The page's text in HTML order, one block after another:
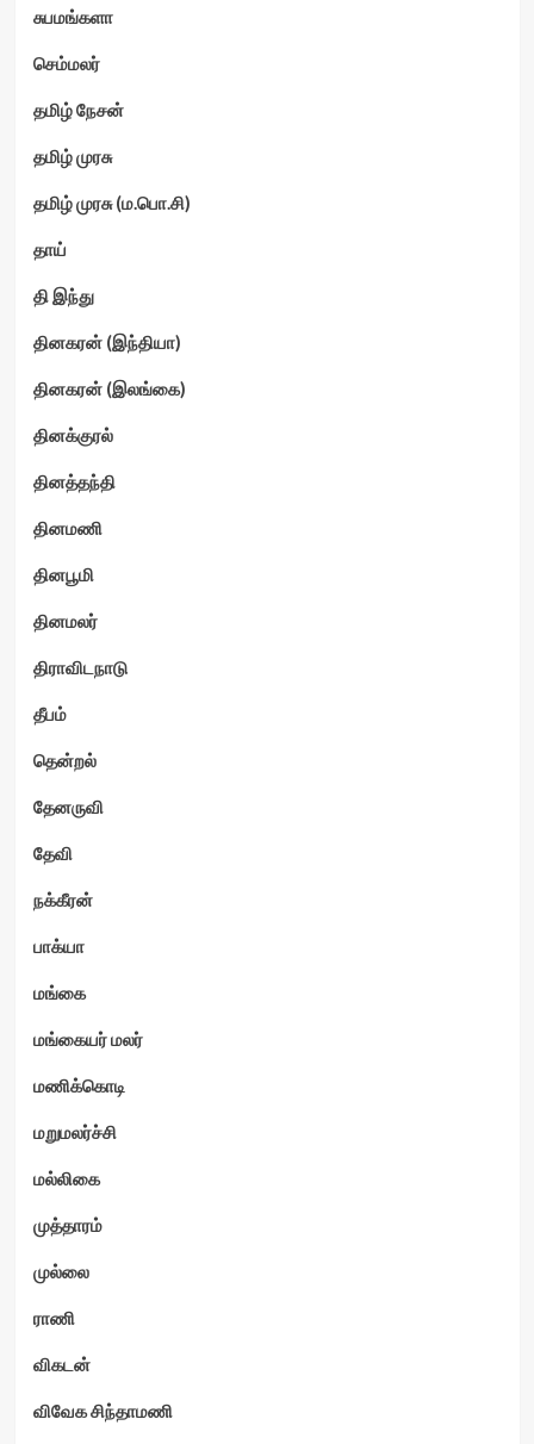
சுபமங்களா
செம்மலர்
தமிழ் நேசன்
தமிழ் முரசு
தமிழ் முரசு (ம.பொ.சி)
தாய்
தி இந்து
தினகரன் (இந்தியா)
தினகரன் (இலங்கை)
தினக்குரல்
தினத்தந்தி
தினமணி
தினபூமி
தினமலர்
திராவிடநாடு
தீபம்
தென்றல்
தேனருவி
தேவி
நக்கீரன்
பாக்யா
மங்கை
மங்கையர் மலர்
மணிக்கொடி
மறுமலர்ச்சி
மல்லிகை
முத்தாரம்
முல்லை
ராணி
விகடன்
விவேக சிந்தாமணி